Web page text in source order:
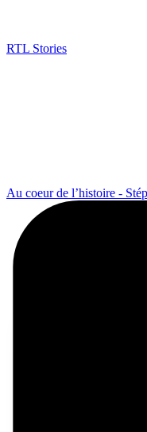
RTL Stories
Au coeur de l’histoire -